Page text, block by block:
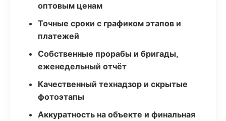
оптовым ценам
Точные сроки с графиком этапов и
платежей
Собственные прорабы и бригады,
еженедельный отчёт
Качественный технадзор и скрытые
фотоэтапы
Аккуратность на объекте и финальная